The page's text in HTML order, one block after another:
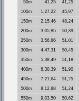
50m 41,25
41,25
100m
1.27,22 45,97
150m
2.15,46 48,24
200m
3.05,85 50,39
250m
3.56,86 51,01
300m
4.47,31 50,45
350m
5.38,49 51,18
400m
6.30,39 51,90
450m
7.21,64 51,25
500m
8.12,88 51,24
550m
9.03,50 50,62